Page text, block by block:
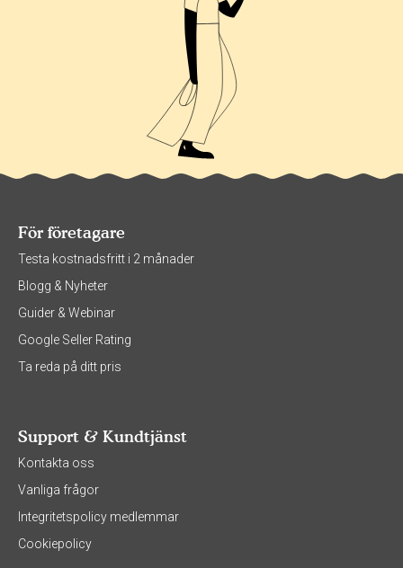
För företagare
Testa kostnadsfritt i 2 månader
Blogg & Nyheter
Guider & Webinar
Google Seller Rating
Ta reda på ditt pris
Support & Kundtjänst
Kontakta oss
Vanliga frågor
Integritetspolicy medlemmar
Cookiepolicy